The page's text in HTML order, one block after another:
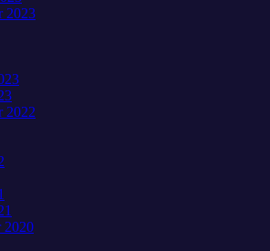
2023
2022
2020